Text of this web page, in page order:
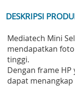
DESKRIPSI
Mediatech Mini
mendapatkan
tinggi.
Dengan frame
dapat